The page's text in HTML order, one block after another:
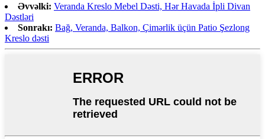
Əvvəlki: Veranda Kreslo Mebel Dəsti, Hər Havada İpli Divan
Dəstləri
Sonrakı: Bağ, Veranda, Balkon, Çimərlik üçün Patio Şezlong
Kreslo dəsti